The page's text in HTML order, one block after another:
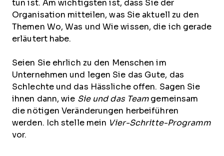
tun ist. Am wichtigsten ist, dass Sie der
Organisation mitteilen, was Sie aktuell zu den
Themen Wo, Was und Wie wissen, die ich gerade
erläutert habe.
Seien Sie ehrlich zu den Menschen im
Unternehmen und legen Sie das Gute, das
Schlechte und das Hässliche offen. Sagen Sie
ihnen dann, wie Sie und das Teamgemeinsam
die nötigen Veränderungen herbeiführen
werden. Ich stelle mein Vier-Schritte-Programm
vor.